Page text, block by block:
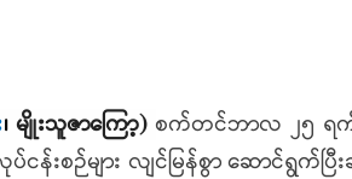
၊ မျိုးသူဇာကြော့) စက်တင်ဘာလ ၂၅ ရက်
ပ်ငန်းစဉ်များ လျင်မြန်စွာ ဆော